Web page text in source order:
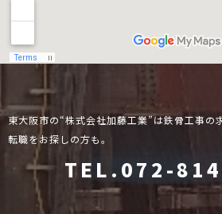
東大阪市の“株式会社加藤工業”は鉄骨工事の
転職をお探しの方も。
TEL.072-